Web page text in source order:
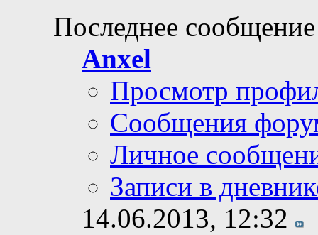
Последнее
Anxel
Просмотр
Сообщения
Личное
Записи в
14.06.2013, 12:32